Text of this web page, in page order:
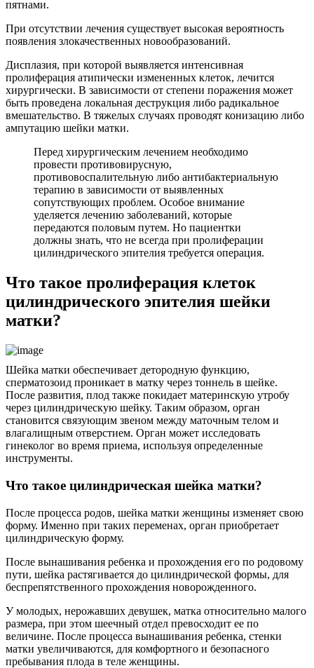
пятнами.
При отсутствии лечения существует высокая вероятность
появления злокачественных новообразований.
Дисплазия, при которой выявляется интенсивная
пролиферация атипически измененных клеток, лечится
хирургически. В зависимости от степени поражения может
быть проведена локальная деструкция либо радикальное
вмешательство. В тяжелых случаях проводят конизацию либо
ампутацию шейки матки.
Перед хирургическим лечением необходимо
провести противовирусную,
противовоспалительную либо антибактериальную
терапию в зависимости от выявленных
сопутствующих проблем. Особое внимание
уделяется лечению заболеваний, которые
передаются половым путем. Но пациентки
должны знать, что не всегда при пролиферации
цилиндрического эпителия требуется операция.
Что такое пролиферация клеток
цилиндрического эпителия шейки
матки?
Шейка матки обеспечивает детородную функцию,
сперматозоид проникает в матку через тоннель в шейке.
После развития, плод также покидает материнскую утробу
через цилиндрическую шейку. Таким образом, орган
становится связующим звеном между маточным телом и
влагалищным отверстием. Орган может исследовать
гинеколог во время приема, используя определенные
инструменты.
Что такое цилиндрическая шейка матки?
После процесса родов, шейка матки женщины изменяет свою
форму. Именно при таких переменах, орган приобретает
цилиндрическую форму.
После вынашивания ребенка и прохождения его по родовому
пути, шейка растягивается до цилиндрической формы, для
беспрепятственного прохождения новорожденного.
У молодых, нерожавших девушек, матка относительно малого
размера, при этом шеечный отдел превосходит ее по
величине. После процесса вынашивания ребенка, стенки
матки увеличиваются, для комфортного и безопасного
пребывания плода в теле женщины.